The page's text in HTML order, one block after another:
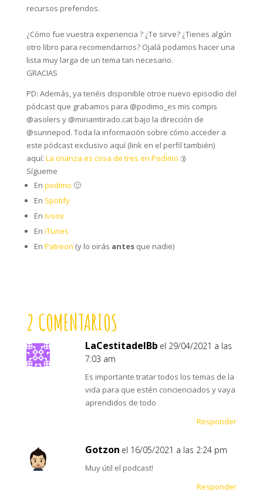
recursos preferidos.⁣
¿Cómo fue vuestra experiencia ? ¿Te sirve? ¿Tienes algún
otro libro para recomendarnos? Ojalá podamos hacer una
lista muy larga de un tema tan necesario.⁣
GRACIAS
PD: Además, ya tenéis disponible otroe nuevo episodio del
pódcast que grabamos para @podimo_es mis compis
@asolers y @miriamtirado.cat bajo la dirección de
@sunnepod. Toda la información sobre cómo acceder a
este pódcast exclusivo aquí (link en el perfil también)
aquí: La crianza es cosa de tres en Podimo :))
Sígueme
En podimo 🙂
En Spotify
En Ivoox
En iTunes
En Patreon (y lo oirás antesque nadie)
2 COMENTARIOS
LaCestitadelBb el 29/04/2021 a las
7:03 am
Es importante tratar todos los temas de la
vida para que estén concienciados y vaya
aprendidos de todo
Responder
Gotzon el 16/05/2021 a las 2:24 pm
Muy útil el podcast!
Responder